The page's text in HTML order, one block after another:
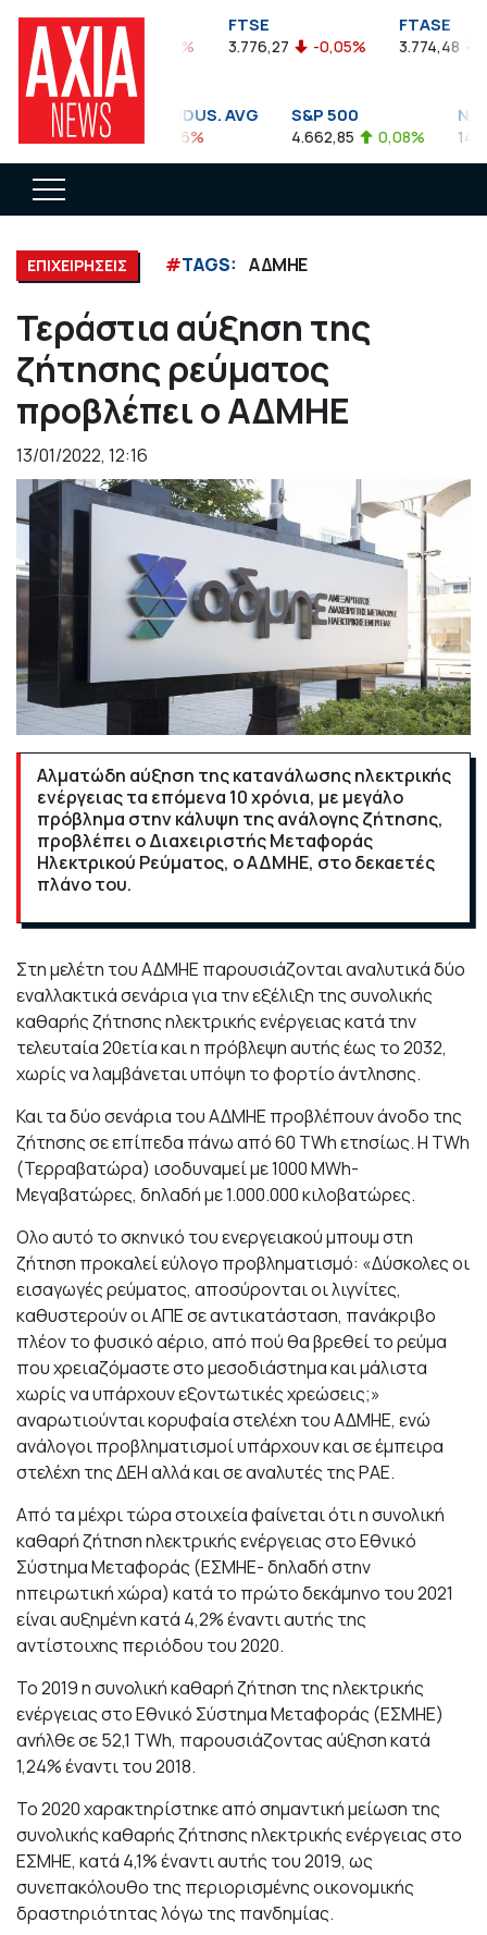
FTSEA
899,47 -0,04%
FTSE
3.776,27 -0,05%
FTASE
3.774,48 -
DOW JONES INDUS. AVG
35.911,81 -0,56%
S&P 500
4.662,85 0,08%
ΕΠΙΧΕΙΡΗΣΕΙΣ #TAGS: ΑΔΜΗΕ
Τεράστια αύξηση της
ζήτησης ρεύματος
προβλέπει ο ΑΔΜΗΕ
13/01/2022, 12:16
Αλματώδη αύξηση της κατανάλωσης ηλεκτρικής
ενέργειας τα επόμενα 10 χρόνια, με μεγάλο
πρόβλημα στην κάλυψη της ανάλογης ζήτησης,
προβλέπει ο Διαχειριστής Μεταφοράς
Ηλεκτρικού Ρεύματος, ο ΑΔΜΗΕ, στο δεκαετές
πλάνο του.
Στη μελέτη του ΑΔΜΗΕ παρουσιάζονται αναλυτικά δύο
εναλλακτικά σενάρια για την εξέλιξη της συνολικής
καθαρής ζήτησης ηλεκτρικής ενέργειας κατά την
τελευταία 20ετία και η πρόβλεψη αυτής έως το 2032,
χωρίς να λαμβάνεται υπόψη το φορτίο άντλησης.
Και τα δύο σενάρια του ΑΔΜΗΕ προβλέπουν άνοδο της
ζήτησης σε επίπεδα πάνω από 60 TWh ετησίως. Η ΤWh
(Τερραβατώρα) ισοδυναμεί με 1000 MWh-
Μεγαβατώρες, δηλαδή με 1.000.000 κιλοβατώρες.
Ολο αυτό το σκηνικό του ενεργειακού μπουμ στη
ζήτηση προκαλεί εύλογο προβληματισμό: «Δύσκολες οι
εισαγωγές ρεύματος, αποσύρονται οι λιγνίτες,
καθυστερούν οι ΑΠΕ σε αντικατάσταση, πανάκριβο
πλέον το φυσικό αέριο, από πού θα βρεθεί το ρεύμα
που χρειαζόμαστε στο μεσοδιάστημα και μάλιστα
χωρίς να υπάρχουν εξοντωτικές χρεώσεις;»
αναρωτιούνται κορυφαία στελέχη του ΑΔΜΗΕ, ενώ
ανάλογοι προβληματισμοί υπάρχουν και σε έμπειρα
στελέχη της ΔΕΗ αλλά και σε αναλυτές της ΡΑΕ.
Από τα μέχρι τώρα στοιχεία φαίνεται ότι η συνολική
καθαρή ζήτηση ηλεκτρικής ενέργειας στο Εθνικό
Σύστημα Μεταφοράς (ΕΣΜΗΕ- δηλαδή στην
ηπειρωτική χώρα) κατά το πρώτο δεκάμηνο του 2021
είναι αυξημένη κατά 4,2% έναντι αυτής της
αντίστοιχης περιόδου του 2020.
Το 2019 η συνολική καθαρή ζήτηση της ηλεκτρικής
ενέργειας στο Εθνικό Σύστημα Μεταφοράς (ΕΣΜΗΕ)
ανήλθε σε 52,1 ΤWh, παρουσιάζοντας αύξηση κατά
1,24% έναντι του 2018.
Το 2020 χαρακτηρίστηκε από σημαντική μείωση της
συνολικής καθαρής ζήτησης ηλεκτρικής ενέργειας στο
ΕΣΜΗΕ, κατά 4,1% έναντι αυτής του 2019, ως
συνεπακόλουθο της περιορισμένης οικονομικής
δραστηριότητας λόγω της πανδημίας.